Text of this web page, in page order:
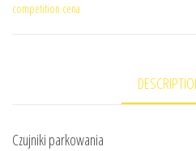
competition cena
Czujniki parkowania